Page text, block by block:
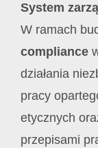
System
W ramach
compliance
działania
pracy
etycznych
przepisami